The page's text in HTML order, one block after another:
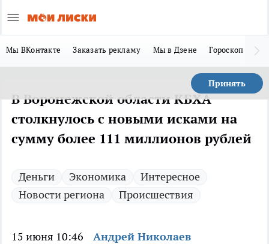
Мы ВКонтакте Заказать рекламу Мы в Дзене Гороскоп
Принять
В Воронежской области КБХА
столкнулось с новыми исками на
сумму более 111 миллионов рублей
Деньги Экономика
Интересное
Новости региона
Происшествия
15 июня 10:46 Андрей Николаев